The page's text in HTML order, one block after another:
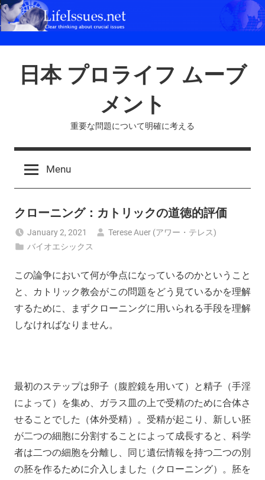
Skip
to
日本 プロライフ ムーブ
メント
重要な問題について明確に考える
Menu
クローニング：カトリックの道徳的評価
January 2, 2021
Terese Auer (アワー・テレス)
バイオエシックス
この論争において何が争点になっているのかということ
と、カトリック教会がこの問題をどう見ているかを理解
するために、まずクローニングに用いられる手段を理解
しなければなりません。
最初のステップは卵子（腹腔鏡を用いて）と精子（手淫
によって）を集め、ガラス皿の上で受精のために合体さ
せることでした（体外受精）。受精が起こり、新しい胚
が二つの細胞に分割することによって成長すると、科学
者は二つの細胞を分離し、同じ遺伝情報を持つ二つの別
の胚を作るために介入しました（クローニング）。胚を